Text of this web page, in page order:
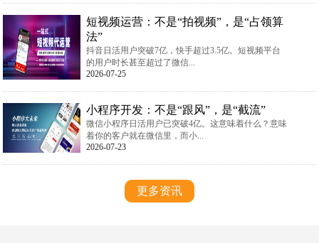
短视频运营：不是“拍视频”，是“占领算
法”
抖音日活用户突破7亿，快手超过3.5亿。短视频平台
的用户时长甚至超过了微信...
2026-07-25
小程序开发：不是“跟风”，是“截流”
微信小程序日活用户已突破4亿。这意味着什么？意味
着你的客户就在微信里，而小...
2026-07-23
更多资讯